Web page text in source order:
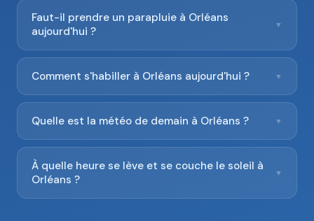
Faut-il prendre un parapluie à Orléans
aujourd'hui ?
▼
Comment s'habiller à Orléans aujourd'hui ? ▼
Quelle est la météo de demain à Orléans ? ▼
À quelle heure se lève et se couche le soleil à
Orléans ?
▼